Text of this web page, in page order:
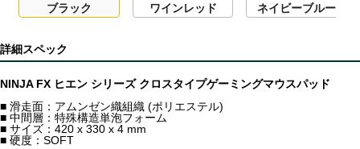
ブラック ワインレッド ネイビーブルー
詳細スペック
NINJA FX ヒエン シリーズ クロスタイプゲーミングマウスパッド
■ 滑走面：アムンゼン織組織 (ポリエステル)
■ 中間層：特殊構造単泡フォーム
■ サイズ：420 x 330 x 4 mm
■ 硬度：SOFT